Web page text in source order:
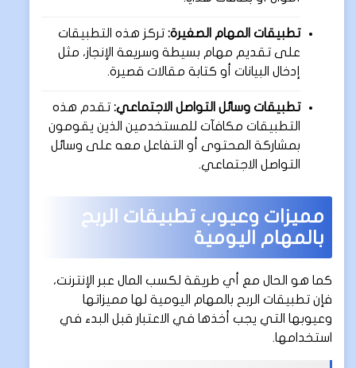
تطبيقات المهام الصغيرة: تركز هذه التطبيقات
على تقديم مهام بسيطة وسريعة الإنجاز، مثل
إدخال البيانات أو كتابة مقالات قصيرة.
تطبيقات وسائل التواصل الاجتماعي: تقدم هذه
التطبيقات مكافآت للمستخدمين الذين يقومون
بمشاركة المحتوى أو التفاعل معه على وسائل
التواصل الاجتماعي.
مميزات وعيوب تطبيقات الربح
بالمهام اليومية
كما هو الحال مع أي طريقة لكسب المال عبر الإنترنت،
فإن تطبيقات الربح بالمهام اليومية لها مميزاتها
وعيوبها التي يجب أخذها في الاعتبار قبل البدء في
استخدامها.